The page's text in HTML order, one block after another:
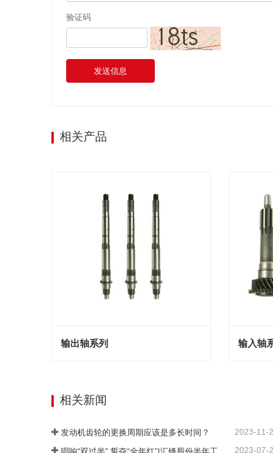
验证码
发送信息
相关产品
输出轴系列 输入轴
相关新闻
发动机齿轮的更换周期应该是多长时间？ 2023-11-
2023-07-